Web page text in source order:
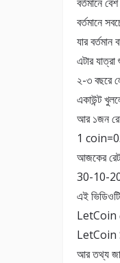
বর্তমানে
যার
এটার
২-৩ বছরে
একাউন্ট
আর ১জন
1
আজকের
30-10-
এই
LetCoin
LetCoin
আর তথ্য